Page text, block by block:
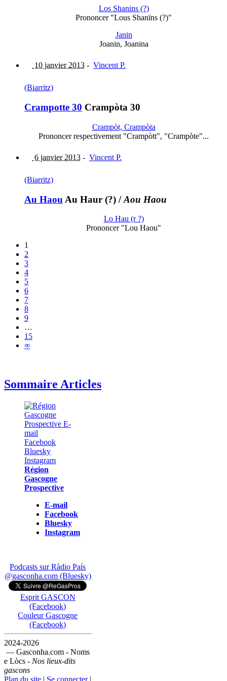
Los Shanins (?)
Prononcer "Lous Shanïns (?)"
Janin
Joanin, Joanina
10 janvier 2013 - Vincent P.
(Biarritz)
Crampotte 30 Crampòta 30
Crampòt, Crampòta
Prononcer respectivement "Crampòtt", "Crampòte"...
6 janvier 2013 - Vincent P.
(Biarritz)
Au Haou Au Haur (?) /Aou Haou
Lo Hau (r ?)
Prononcer "Lou Haou"
1
2
3
4
5
6
7
8
9
…
15
∞
Sommaire Articles
Région
Gascogne
Prospective
E-mail
Facebook
Bluesky
Instagram
Podcasts sur Ràdio País
@gasconha.com (Bluesky)
Esprit GASCON
(Facebook)
Couleur Gascogne
(Facebook)
2024-2026
— Gasconha.com - Noms
e Lòcs - Nos lieux-dits
gascons
Plan du site | Se connecter|